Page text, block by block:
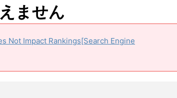
ません
Not Impact Rankings[Search Engine